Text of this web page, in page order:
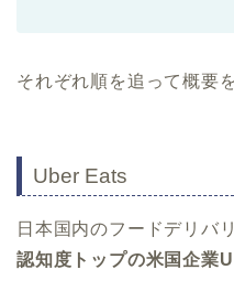
それぞれ順を追って概要
Uber Eats
日本国内のフードデリバ
認知度トップの米国企業